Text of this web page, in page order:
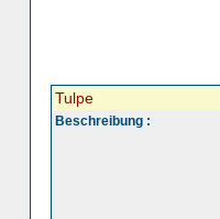
Tulpe
Beschreibung :